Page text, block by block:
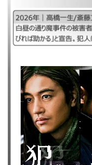
｜2026年｜高橋一生/斎藤工/
魔事件の被害者。病院で見知
と宣告。犯人は4人を刺殺し